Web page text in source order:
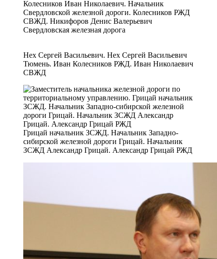
Колесников Иван Николаевич. Начальник
Свердловской железной дороги. Колесников РЖД
СВЖД. Никифоров Денис Валерьевич
Свердловская железная дорога